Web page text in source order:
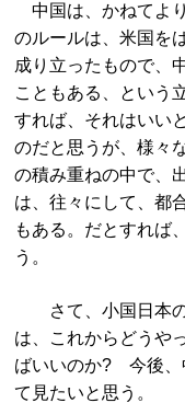
中国は、かねてよ
のルールは、米国を
成り立ったもので、
こともある、という
すれば、それはいい
のだと思うが、様々
の積み重ねの中で、
は、往々にして、都
もある。だとすれば
う。
さて、小国日本の
は、これからどうや
ばいいのか? 今後、
て見たいと思う。